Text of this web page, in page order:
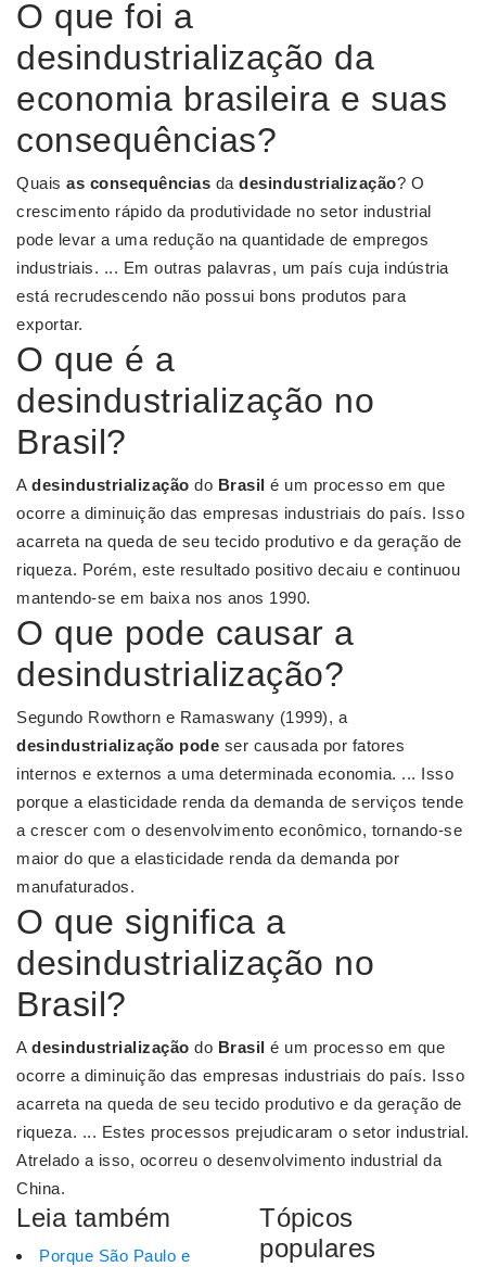
O que foi a
desindustrialização da
economia brasileira e suas
consequências?
Quais as consequências da desindustrialização? O
crescimento rápido da produtividade no setor industrial
pode levar a uma redução na quantidade de empregos
industriais. ... Em outras palavras, um país cuja indústria
está recrudescendo não possui bons produtos para
exportar.
O que é a
desindustrialização no
Brasil?
A desindustrialização do Brasil é um processo em que
ocorre a diminuição das empresas industriais do país. Isso
acarreta na queda de seu tecido produtivo e da geração de
riqueza. Porém, este resultado positivo decaiu e continuou
mantendo-se em baixa nos anos 1990.
O que pode causar a
desindustrialização?
Segundo Rowthorn e Ramaswany (1999), a
desindustrialização pode ser causada por fatores
internos e externos a uma determinada economia. ... Isso
porque a elasticidade renda da demanda de serviços tende
a crescer com o desenvolvimento econômico, tornando-se
maior do que a elasticidade renda da demanda por
manufaturados.
O que significa a
desindustrialização no
Brasil?
A desindustrialização do Brasil é um processo em que
ocorre a diminuição das empresas industriais do país. Isso
acarreta na queda de seu tecido produtivo e da geração de
riqueza. ... Estes processos prejudicaram o setor industrial.
Atrelado a isso, ocorreu o desenvolvimento industrial da
China.
Leia também
Porque São Paulo e
Tópicos
populares